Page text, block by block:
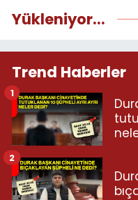
Yükleniyor...
Trend Haberler
1
2